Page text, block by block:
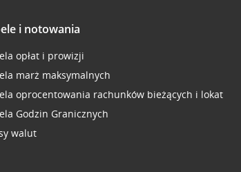
i notowania
opłat i prowizji
marż maksymalnych
oprocentowania rachunków bieżących i lokat
Godzin Granicznych
walut